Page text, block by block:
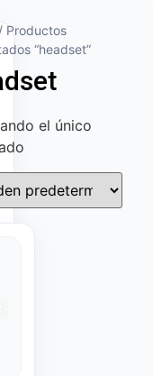
/ Productos
“headset”
el único